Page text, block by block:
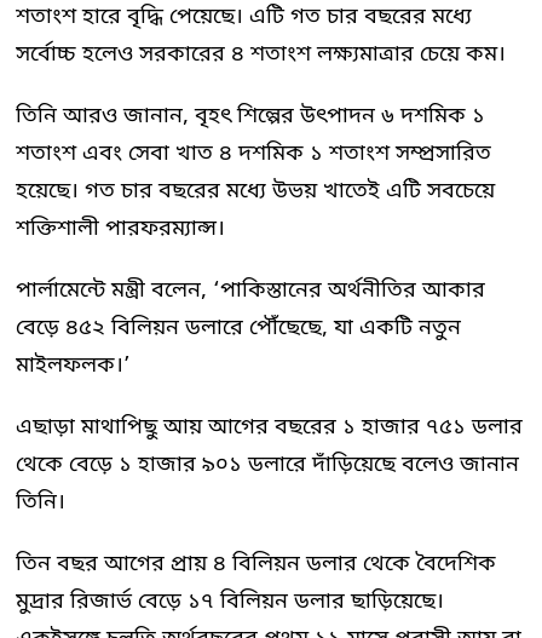
শতাংশ হারে বৃদ্ধি পেয়েছে। এটি গত চার বছরের মধ্যে
সর্বোচ্চ হলেও সরকারের ৪ শতাংশ লক্ষ্যমাত্রার চেয়ে কম।
তিনি আরও জানান, বৃহৎ শিল্পের উৎপাদন ৬ দশমিক ১
শতাংশ এবং সেবা খাত ৪ দশমিক ১ শতাংশ সম্প্রসারিত
হয়েছে। গত চার বছরের মধ্যে উভয় খাতেই এটি সবচেয়ে
শক্তিশালী পারফরম্যান্স।
পার্লামেন্টে মন্ত্রী বলেন, ‘পাকিস্তানের অর্থনীতির আকার
বেড়ে ৪৫২ বিলিয়ন ডলারে পৌঁছেছে, যা একটি নতুন
মাইলফলক।’
এছাড়া মাথাপিছু আয় আগের বছরের ১ হাজার ৭৫১ ডলার
থেকে বেড়ে ১ হাজার ৯০১ ডলারে দাঁড়িয়েছে বলেও জানান
তিনি।
তিন বছর আগের প্রায় ৪ বিলিয়ন ডলার থেকে বৈদেশিক
মুদ্রার রিজার্ভ বেড়ে ১৭ বিলিয়ন ডলার ছাড়িয়েছে।